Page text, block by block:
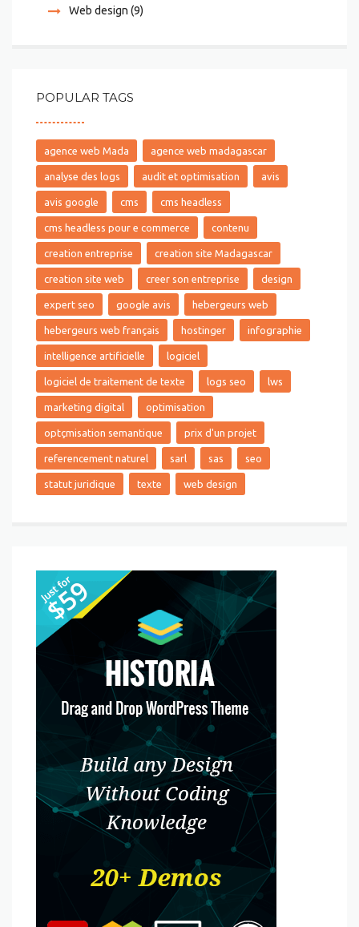
Web design (9)
POPULAR TAGS
agence web Mada agence web madagascar
analyse des logs audit et optimisation avis
avis google cms cms headless
cms headless pour e commerce contenu
creation entreprise creation site Madagascar
creation site web creer son entreprise design
expert seo google avis hebergeurs web
hebergeurs web français hostinger infographie
intelligence artificielle logiciel
logiciel de traitement de texte logs seo lws
marketing digital optimisation
optçmisation semantique prix d'un projet
referencement naturel sarl sas seo
statut juridique texte web design